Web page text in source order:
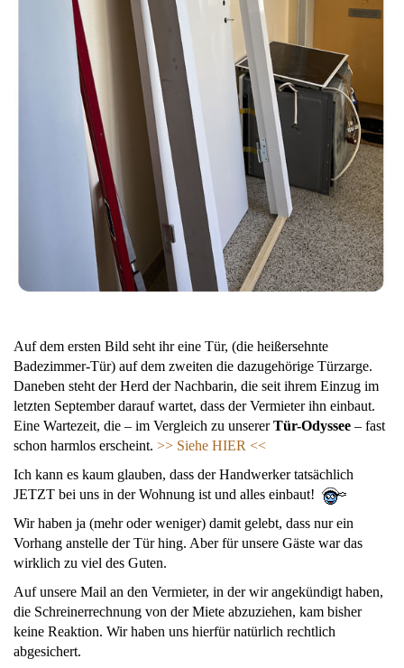
Auf dem ersten Bild seht ihr eine Tür, (die heißersehnte
Badezimmer-Tür) auf dem zweiten die dazugehörige Türzarge.
Daneben steht der Herd der Nachbarin, die seit ihrem Einzug im
letzten September darauf wartet, dass der Vermieter ihn einbaut.
Eine Wartezeit, die – im Vergleich zu unsererTür-Odyssee – fast
schon harmlos erscheint. >> Siehe HIER <<
Ich kann es kaum glauben, dass der Handwerker tatsächlich
JETZT bei uns in der Wohnung ist und alles einbaut!
Wir haben ja (mehr oder weniger) damit gelebt, dass nur ein
Vorhang anstelle der Tür hing. Aber für unsere Gäste war das
wirklich zu viel des Guten.
Auf unsere Mail an den Vermieter, in der wir angekündigt haben,
die Schreinerrechnung von der Miete abzuziehen, kam bisher
keine Reaktion. Wir haben uns hierfür natürlich rechtlich
abgesichert.